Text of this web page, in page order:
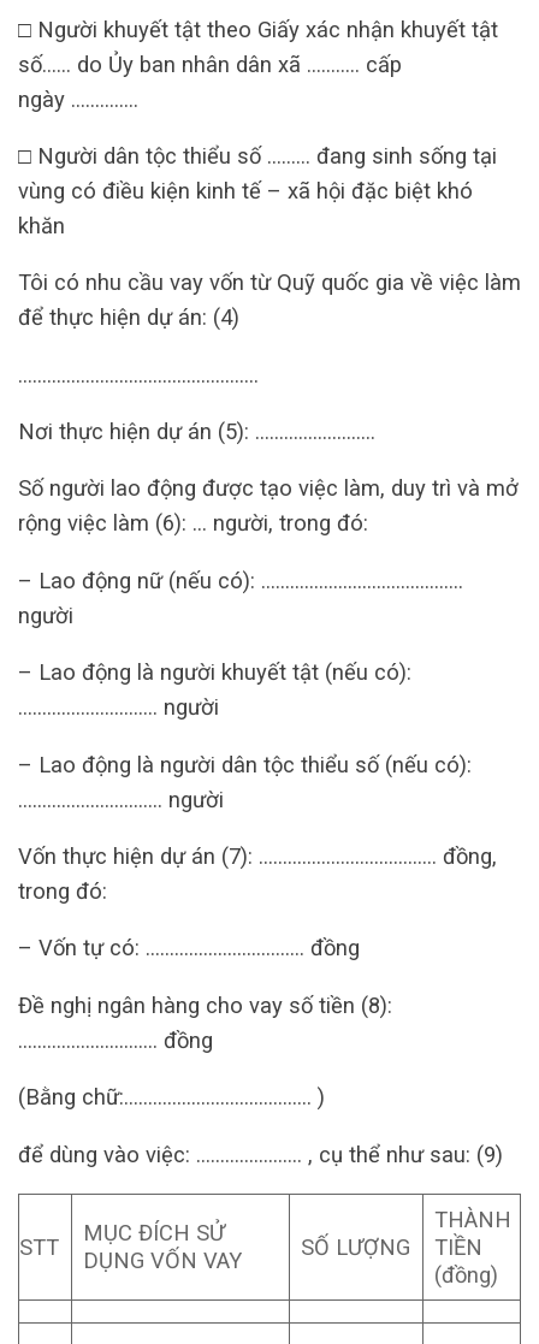
□ Người khuyết tật theo Giấy xác nhận khuyết tật
số…… do Ủy ban nhân dân xã ……….. cấp
ngày …………..
□ Người dân tộc thiểu số ……… đang sinh sống tại
vùng có điều kiện kinh tế – xã hội đặc biệt khó
khăn
Tôi có nhu cầu vay vốn từ Quỹ quốc gia về việc làm
để thực hiện dự án: (4)
…………………………………………..
Nơi thực hiện dự án (5): …………………….
Số người lao động được tạo việc làm, duy trì và mở
rộng việc làm (6): … người, trong đó:
– Lao động nữ (nếu có): ……………………………………
người
– Lao động là người khuyết tật (nếu có):
……………………….. người
– Lao động là người dân tộc thiểu số (nếu có):
………………………… người
Vốn thực hiện dự án (7): ………………………………. đồng,
trong đó:
– Vốn tự có: …………………………… đồng
Đề nghị ngân hàng cho vay số tiền (8):
……………………….. đồng
(Bằng chữ:………………………………… )
để dùng vào việc: …………………. , cụ thể như sau: (9)
STT
MỤC ĐÍCH SỬ
DỤNG VỐN VAY
SỐ LƯỢNG
THÀNH
TIỀN
(đồng)